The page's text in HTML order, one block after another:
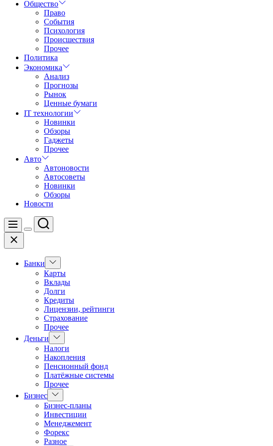
Общество
Право
События
Психология
Происшествия
Прочее
Политика
Экономика
Анализ
Прогнозы
Рынок
Ценные бумаги
IT технологии
Новинки
Обзоры
Гаджеты
Прочее
Авто
Автоновости
Автосоветы
Новинки
Обзоры
Новости
Меню
Цвет
Поиск
Закрыть
Банки
Показать
подменю
Карты
Вклады
Долги
Кредиты
Лицензии, рейтинги
Страхование
Прочее
Деньги
Показать
подменю
Налоги
Накопления
Пенсионный фонд
Платёжные системы
Прочее
Бизнес Показать
подменю
Бизнес-планы
Инвестиции
Менеджемент
Форекс
Разное